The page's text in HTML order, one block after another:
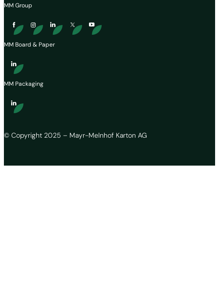
© Copyright 2025 – Mayr-Melnhof Karton AG
MM Group
MM Board & Paper
MM Packaging